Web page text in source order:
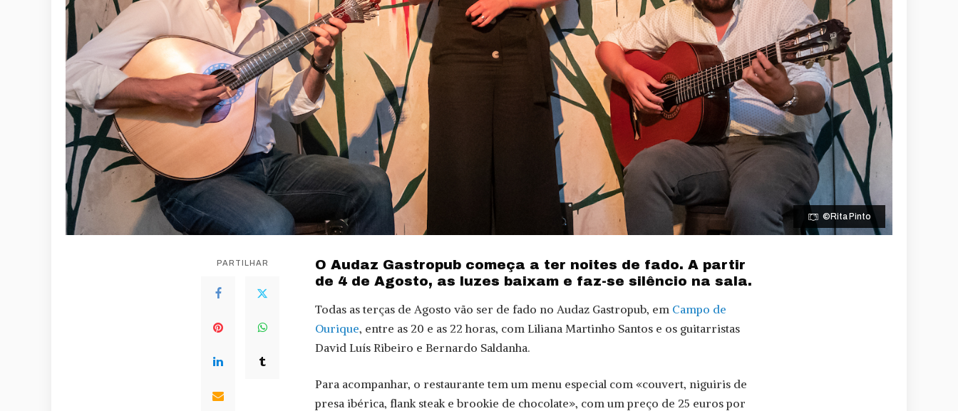
©Rita Pinto
PARTILHAR
O Audaz Gastropub começa a ter noites de fado. A partir
de 4 de Agosto, as luzes baixam e faz-se silêncio na sala.
Todas as terças de Agosto vão ser de fado no Audaz Gastropub, em Campo de
Ourique, entre as 20 e as 22 horas, com Liliana Martinho Santos e os guitarristas
David Luís Ribeiro e Bernardo Saldanha.
Para acompanhar, o restaurante tem um menu especial com «couvert, niguiris de
presa ibérica, flank steak e brookie de chocolate», com um preço de 25 euros por